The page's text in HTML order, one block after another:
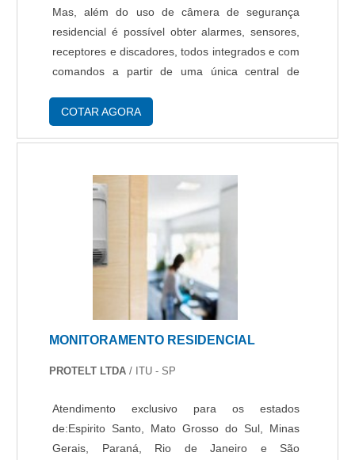
Mas, além do uso de câmera de segurança
residencial é possível obter alarmes, sensores,
receptores e discadores, todos integrados e com
comandos a partir de uma única central de
MELHOR CÂMERA DE SEGURANÇA Existem
COTAR AGORA
MONITORAMENTO RESIDENCIAL
PROTELT LTDA / ITU - SP
Atendimento exclusivo para os estados
de:Espirito Santo, Mato Grosso do Sul, Minas
Gerais, Paraná, Rio de Janeiro e São